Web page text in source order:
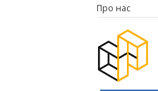
Про нас